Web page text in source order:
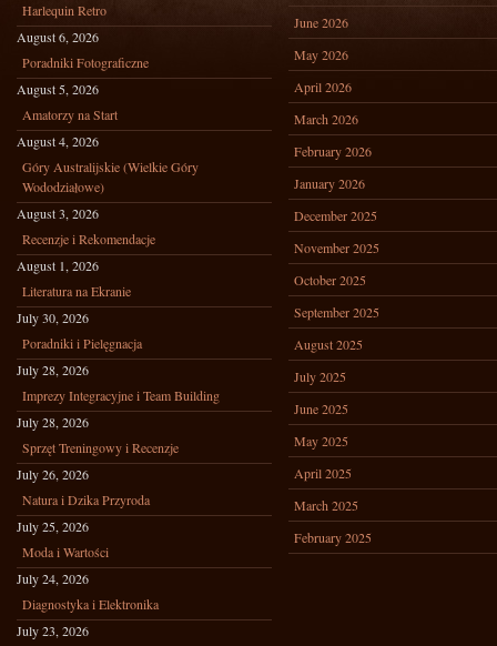
Harlequin Retro
August 6, 2026
Poradniki Fotograficzne
August 5, 2026
Amatorzy na Start
August 4, 2026
Góry Australijskie (Wielkie Góry
Wododziałowe)
August 3, 2026
Recenzje i Rekomendacje
August 1, 2026
Literatura na Ekranie
July 30, 2026
Poradniki i Pielęgnacja
July 28, 2026
Imprezy Integracyjne i Team Building
July 28, 2026
Sprzęt Treningowy i Recenzje
July 26, 2026
Natura i Dzika Przyroda
July 25, 2026
Moda i Wartości
July 24, 2026
Diagnostyka i Elektronika
July 23, 2026
June 2026
May 2026
April 2026
March 2026
February 2026
January 2026
December 2025
November 2025
October 2025
September 2025
August 2025
July 2025
June 2025
May 2025
April 2025
March 2025
February 2025